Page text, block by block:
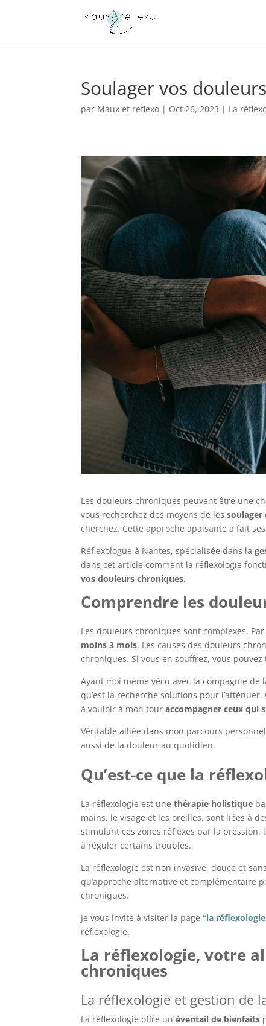
Soulager vos
par Maux et reflexo | Oct 26, 2023 | La
Les douleurs chroniques peuvent être une
vous recherchez des moyens de lessoulager
cherchez. Cette approche apaisante a fait
Réflexologue à Nantes, spécialisée dans la
dans cet article comment la réflexologie
vos douleurs chroniques.
Comprendre les
Les douleurs chroniques sont complexes.
moins 3 mois. Les causes des douleurs
chroniques. Si vous en souffrez, vous
Ayant moi même vécu avec la compagnie
qu’est la recherche solutions pour l’atténuer.
à vouloir à mon touraccompagner ceux qui
Véritable alliée dans mon parcours
aussi de la douleur au quotidien.
Qu’est-ce que la
La réflexologie est unethérapie holistique
mains, le visage et les oreilles, sont liées à
stimulant ces zones réflexes par la pression,
à réguler certains troubles.
La réflexologie est non invasive, douce et
qu’approche alternative et complémentaire
chroniques.
Je vous invite à visiter la page“la réflexologie
réflexologie.
La réflexologie, votre
chroniques
La réflexologie et gestion de
La réflexologie offre unéventail de bienfaits